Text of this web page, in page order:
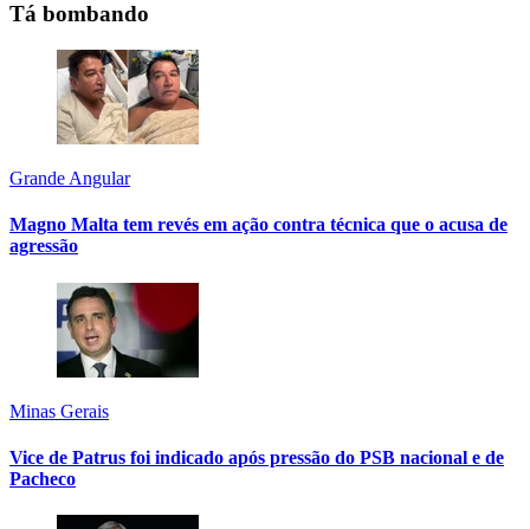
Tá bombando
Grande Angular
Magno Malta tem revés em ação contra técnica que o acusa de
agressão
Minas Gerais
Vice de Patrus foi indicado após pressão do PSB nacional e de
Pacheco